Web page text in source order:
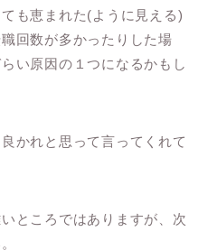
も恵まれた(ように見える)
回数が多かったりした場
い原因の１つになるかもし
かれと思って言ってくれて
ところではありますが、次